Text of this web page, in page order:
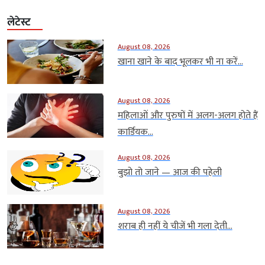
लेटेस्ट
August 08, 2026
खाना खाने के बाद भूलकर भी ना करें...
August 08, 2026
महिलाओं और पुरुषों में अलग-अलग होते हैं
कार्डियक...
August 08, 2026
बुझो तो जाने — आज की पहेली
August 08, 2026
शराब ही नहीं ये चीजें भी गला देती...